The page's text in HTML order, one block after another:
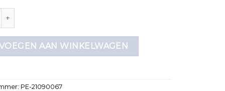
AAN WINKELWAGEN
PE-21090067